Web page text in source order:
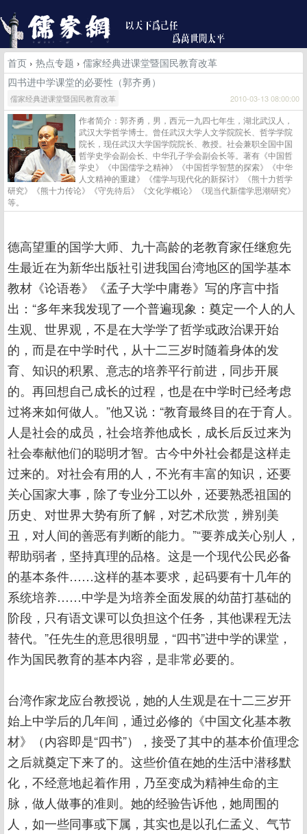
首页 › 热点专题 › 儒家经典进课堂暨国民教育改革
四书进中学课堂的必要性（郭齐勇）
儒家经典进课堂暨国民教育改革 2010-03-13 08:00:00
作者简介：郭齐勇，男，西元一九四七年生，湖北武汉人，
武汉大学哲学博士。曾任武汉大学人文学院院长、哲学学院
院长，现任武汉大学国学院院长、教授。社会兼职全国中国
哲学史学会副会长、中华孔子学会副会长等。著有《中国哲
学史》《中国儒学之精神》《中国哲学智慧的探索》《中华
人文精神的重建》《儒学与现代化的新探讨》《熊十力哲学
研究》《熊十力传论》《守先待后》《文化学概论》《现当代新儒学思潮研究》
等。
德高望重的国学大师、九十高龄的老教育家任继愈先
生最近在为新华出版社引进我国台湾地区的国学基本
教材《论语卷》《孟子大学中庸卷》写的序言中指
出：“多年来我发现了一个普遍现象：奠定一个人的人
生观、世界观，不是在大学学了哲学或政治课开始
的，而是在中学时代，从十二三岁时随着身体的发
育、知识的积累、意志的培养平行前进，同步开展
的。再回想自己成长的过程，也是在中学时已经考虑
过将来如何做人。”他又说：“教育最终目的在于育人。
人是社会的成员，社会培养他成长，成长后反过来为
社会奉献他们的聪明才智。古今中外社会都是这样走
过来的。对社会有用的人，不光有丰富的知识，还要
关心国家大事，除了专业分工以外，还要熟悉祖国的
历史、对世界大势有所了解，对艺术欣赏，辨别美
丑，对人间的善恶有判断的能力。”“要养成关心别人，
帮助弱者，坚持真理的品格。这是一个现代公民必备
的基本条件……这样的基本要求，起码要有十几年的
系统培养……中学是为培养全面发展的幼苗打基础的
阶段，只有语文课可以负担这个任务，其他课程无法
替代。”任先生的意思很明显，“四书”进中学的课堂，
作为国民教育的基本内容，是非常必要的。
台湾作家龙应台教授说，她的人生观是在十二三岁开
始上中学后的几年间，通过必修的《中国文化基本教
材》（内容即是“四书”），接受了其中的基本价值理念
之后就奠定下来了的。这些价值在她的生活中潜移默
化，不经意地起着作用，乃至变成为精神生命的主
脉，做人做事的准则。她的经验告诉他，她周围的
人，如一些同事或下属，其实也是以孔仁孟义、气节